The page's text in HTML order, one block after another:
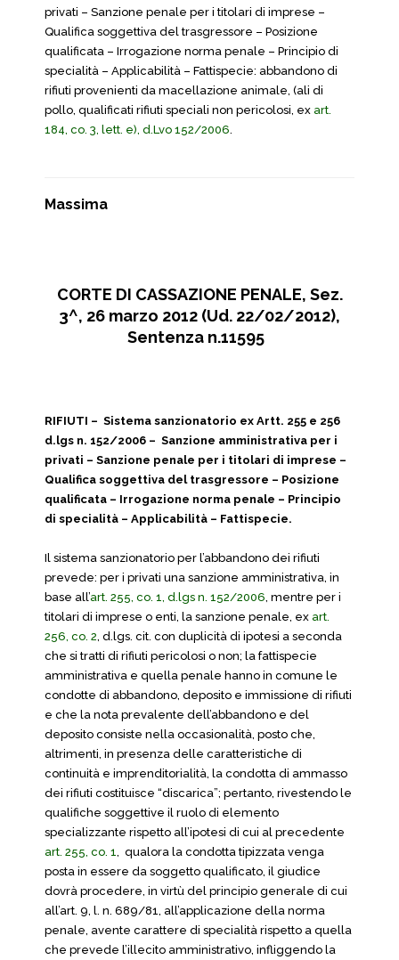
privati – Sanzione penale per i titolari di imprese –
Qualifica soggettiva del trasgressore – Posizione
qualificata – Irrogazione norma penale – Principio di
specialità – Applicabilità – Fattispecie: abbandono di
rifiuti provenienti da macellazione animale, (ali di
pollo, qualificati rifiuti speciali non pericolosi, ex art.
184, co. 3, lett. e), d.Lvo 152/2006.
Massima
CORTE DI CASSAZIONE PENALE, Sez.
3^, 26 marzo 2012 (Ud. 22/02/2012),
Sentenza n.11595
RIFIUTI – Sistema sanzionatorio ex Artt. 255 e 256
d.lgs n. 152/2006 – Sanzione amministrativa per i
privati – Sanzione penale per i titolari di imprese –
Qualifica soggettiva del trasgressore – Posizione
qualificata – Irrogazione norma penale – Principio
di specialità – Applicabilità – Fattispecie.
Il sistema sanzionatorio per l’abbandono dei rifiuti
prevede: per i privati una sanzione amministrativa, in
base all’art. 255, co. 1, d.lgs n. 152/2006, mentre per i
titolari di imprese o enti, la sanzione penale, ex art.
256, co. 2, d.lgs. cit. con duplicità di ipotesi a seconda
che si tratti di rifiuti pericolosi o non; la fattispecie
amministrativa e quella penale hanno in comune le
condotte di abbandono, deposito e immissione di rifiuti
e che la nota prevalente dell’abbandono e del
deposito consiste nella occasionalità, posto che,
altrimenti, in presenza delle caratteristiche di
continuità e imprenditorialità, la condotta di ammasso
dei rifiuti costituisce “discarica”; pertanto, rivestendo le
qualifiche soggettive il ruolo di elemento
specializzante rispetto all’ipotesi di cui al precedente
art. 255, co. 1, qualora la condotta tipizzata venga
posta in essere da soggetto qualificato, il giudice
dovrà procedere, in virtù del principio generale di cui
all’art. 9, l. n. 689/81, all’applicazione della norma
penale, avente carattere di specialità rispetto a quella
che prevede l’illecito amministrativo, infliggendo la